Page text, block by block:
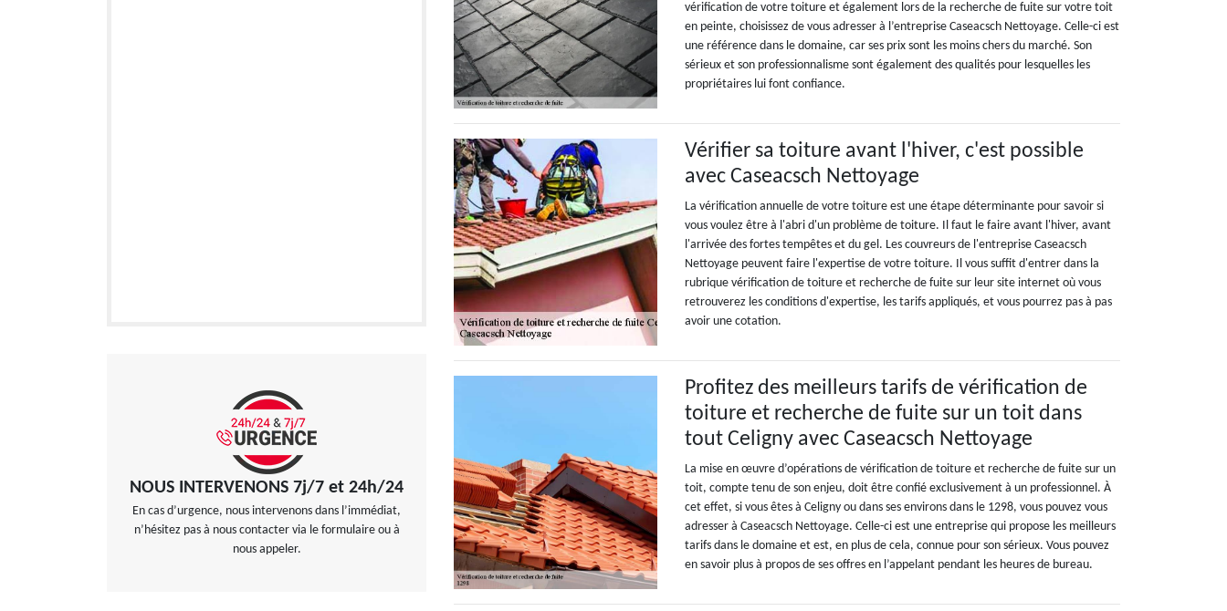
NOUS INTERVENONS 7j/7 et 24h/24
En cas d’urgence, nous intervenons dans l’immédiat,
n’hésitez pas à nous contacter via le formulaire ou à
nous appeler.
vérification de votre toiture et également lors de la recherche de fuite sur votre toit
en peinte, choisissez de vous adresser à l’entreprise Caseacsch Nettoyage. Celle-ci est
une référence dans le domaine, car ses prix sont les moins chers du marché. Son
sérieux et son professionnalisme sont également des qualités pour lesquelles les
propriétaires lui font confiance.
Vérifier sa toiture avant l'hiver, c'est possible
avec Caseacsch Nettoyage
La vérification annuelle de votre toiture est une étape déterminante pour savoir si
vous voulez être à l'abri d'un problème de toiture. Il faut le faire avant l'hiver, avant
l'arrivée des fortes tempêtes et du gel. Les couvreurs de l'entreprise Caseacsch
Nettoyage peuvent faire l'expertise de votre toiture. Il vous suffit d'entrer dans la
rubrique vérification de toiture et recherche de fuite sur leur site internet où vous
retrouverez les conditions d'expertise, les tarifs appliqués, et vous pourrez pas à pas
avoir une cotation.
Profitez des meilleurs tarifs de vérification de
toiture et recherche de fuite sur un toit dans
tout Celigny avec Caseacsch Nettoyage
La mise en œuvre d’opérations de vérification de toiture et recherche de fuite sur un
toit, compte tenu de son enjeu, doit être confié exclusivement à un professionnel. À
cet effet, si vous êtes à Celigny ou dans ses environs dans le 1298, vous pouvez vous
adresser à Caseacsch Nettoyage. Celle-ci est une entreprise qui propose les meilleurs
tarifs dans le domaine et est, en plus de cela, connue pour son sérieux. Vous pouvez
en savoir plus à propos de ses offres en l’appelant pendant les heures de bureau.